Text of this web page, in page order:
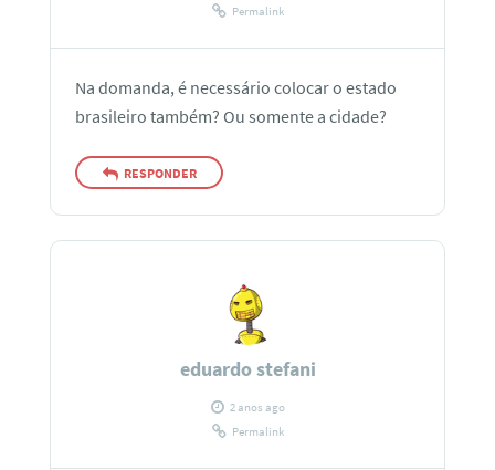
Permalink
Na domanda, é necessário colocar o estado
brasileiro também? Ou somente a cidade?
RESPONDER
eduardo stefani
2 anos ago
Permalink